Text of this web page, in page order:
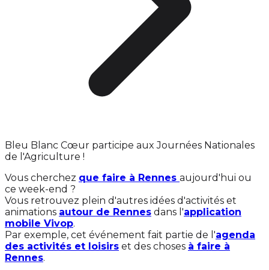
Bleu Blanc Cœur participe aux Journées Nationales
de l'Agriculture !
Vous cherchez que faire à Rennes aujourd'hui ou
ce week-end ?
Vous retrouvez plein d'autres idées d'activités et
animations autour de Rennes dans l'application
mobile Vivop.
Par exemple, cet événement fait partie de l'agenda
des activités et loisirs et des choses à faire à
Rennes.